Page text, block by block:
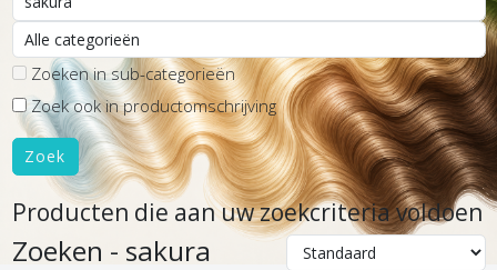
Zoeken in sub-categorieën
Zoek ook in productomschrijving
Producten die aan uw zoekcriteria voldoen
Zoeken - sakura